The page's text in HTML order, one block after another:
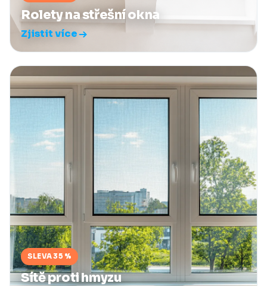
Rolety na střešní okna
Zjistit více
SLEVA 35 %
Sítě proti hmyzu